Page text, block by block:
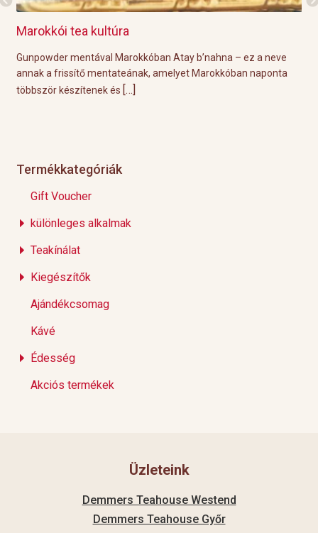
Marokkói tea kultúra
Gunpowder mentával Marokkóban Atay b’nahna – ez a neve
annak a frissítő mentateának, amelyet Marokkóban naponta
többször készítenek és […]
Termékkategóriák
Gift Voucher
különleges alkalmak
Teakínálat
Kiegészítők
Ajándékcsomag
Kávé
Édesség
Akciós termékek
Üzleteink
Demmers Teahouse Westend
Demmers Teahouse Győr